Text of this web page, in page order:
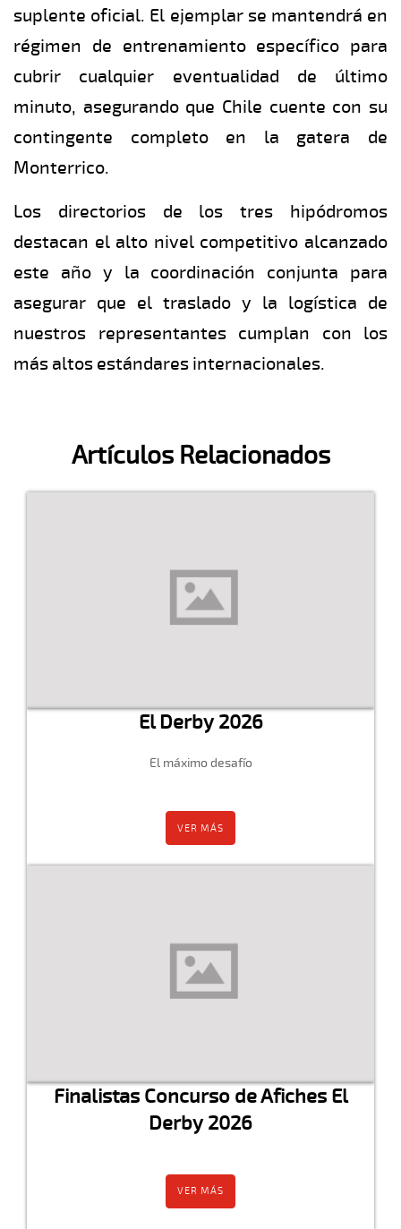
suplente oficial. El ejemplar se mantendrá en
régimen de entrenamiento específico para
cubrir cualquier eventualidad de último
minuto, asegurando que Chile cuente con su
contingente completo en la gatera de
Monterrico.
Los directorios de los tres hipódromos
destacan el alto nivel competitivo alcanzado
este año y la coordinación conjunta para
asegurar que el traslado y la logística de
nuestros representantes cumplan con los
más altos estándares internacionales.
Artículos Relacionados
El Derby 2026
El máximo desafío
VER MÁS
Finalistas Concurso de Afiches El
Derby 2026
VER MÁS